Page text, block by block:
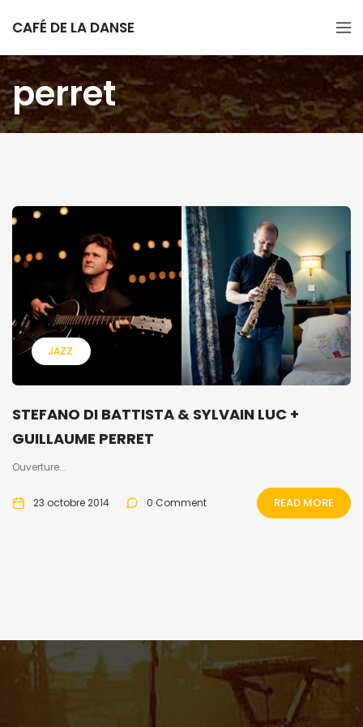
CAFÉ DE LA DANSE
perret
JAZZ
STEFANO DI BATTISTA & SYLVAIN LUC +
GUILLAUME PERRET
Ouverture...
23 octobre 2014 0 Comment READ MORE